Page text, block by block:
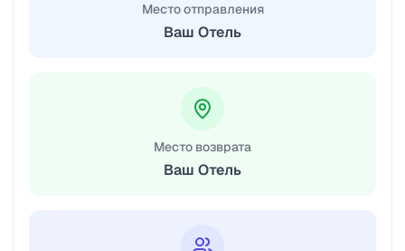
Место отправления
Ваш Отель
Место возврата
Ваш Отель